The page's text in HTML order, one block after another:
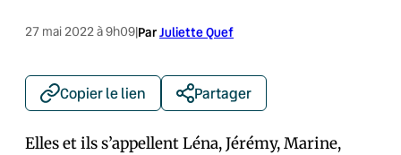
27 mai 2022 à 9h09|ParJuliette Quef
Copier le lien Partager
Elles et ils s’appellent Léna, Jérémy, Marine,